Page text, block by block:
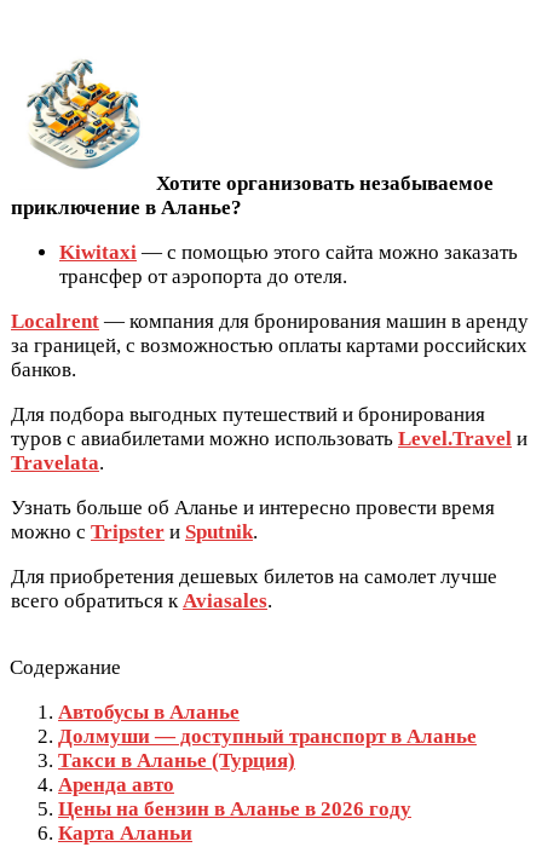
Хотите организовать незабываемое
приключение в Аланье?
Kiwitaxi — с помощью этого сайта можно заказать
трансфер от аэропорта до отеля.
Localrent — компания для бронирования машин в аренду
за границей, с возможностью оплаты картами российских
банков.
Для подбора выгодных путешествий и бронирования
туров с авиабилетами можно использовать Level.Travel и
Travelata.
Узнать больше об Аланье и интересно провести время
можно с Tripster и Sputnik.
Для приобретения дешевых билетов на самолет лучше
всего обратиться кAviasales.
Содержание
Автобусы в Аланье
Долмуши — доступный транспорт в Аланье
Такси в Аланье (Турция)
Аренда авто
Цены на бензин в Аланье в 2026 году
Карта Аланьи